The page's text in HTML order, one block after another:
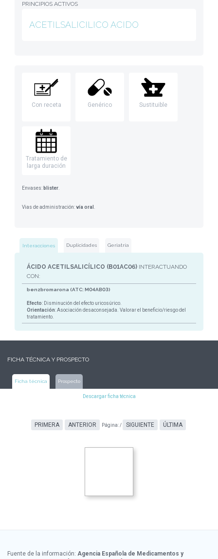
PRINCIPIOS ACTIVOS
ACETILSALICILICO ACIDO
Con receta Genérico Sustituible
Tratamiento de
larga duración
Envases: blister
Vias de administración:vía oral
Interacciones Duplicidades Geriatría
ÁCIDO ACETILSALICÍLICO (B01AC06) INTERACTUANDO
CON:
benzbromarona (ATC: M04AB03)
Efecto: Disminución del efecto uricosúrico.
Orientación: Asociación desaconsejada. Valorar el beneficio/riesgo del
tratamiento.
FICHA TÉCNICA Y PROSPECTO
Ficha técnica Prospecto
Descargar ficha técnica
PRIMERA ANTERIOR Página:/ SIGUIENTE ÚLTIMA
Fuente de la información: Agencia Española de Medicamentos y